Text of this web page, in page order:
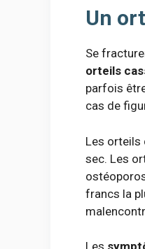
Un
Se
orteils
parfois
cas de
Les orteils
sec. Les
francs la